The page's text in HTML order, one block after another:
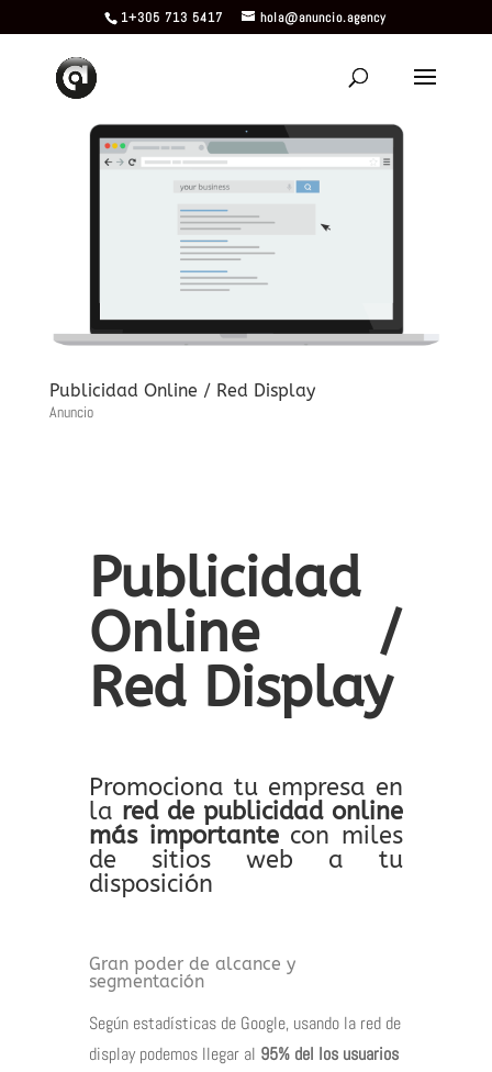
1+305 713 5417 hola@anuncio.agency
Publicidad Online / Red Display
Anuncio
Publicidad
Online /
Red Display
Promociona tu empresa en
la red de publicidad online
más importantecon miles
de sitios web a tu
disposición
Gran poder de alcance y
segmentación
Según estadísticas de Google, usando la red de
display podemos llegar al 95% del los usuarios